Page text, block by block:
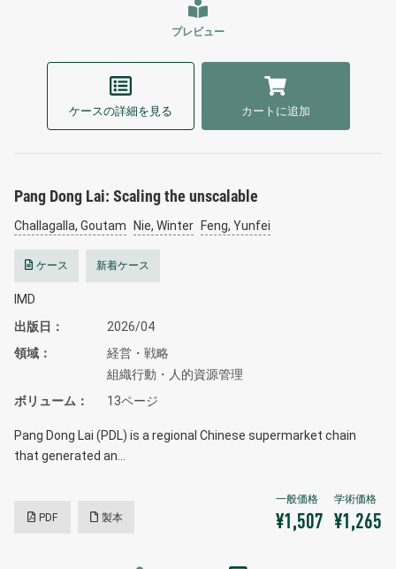
プレビュー
ケースの詳細を見る カートに追加
Pang Dong Lai: Scaling the unscalable
Challagalla, Goutam Nie, Winter Feng, Yunfei
ケース 新着ケース
IMD
出版日
2026/04
領域
経営・戦略
組織行動・人的資源管理
ボリューム
13ページ
Pang Dong Lai (PDL) is a regional Chinese supermarket chain
that generated an…
PDF 製本 ¥1,507 ¥1,265